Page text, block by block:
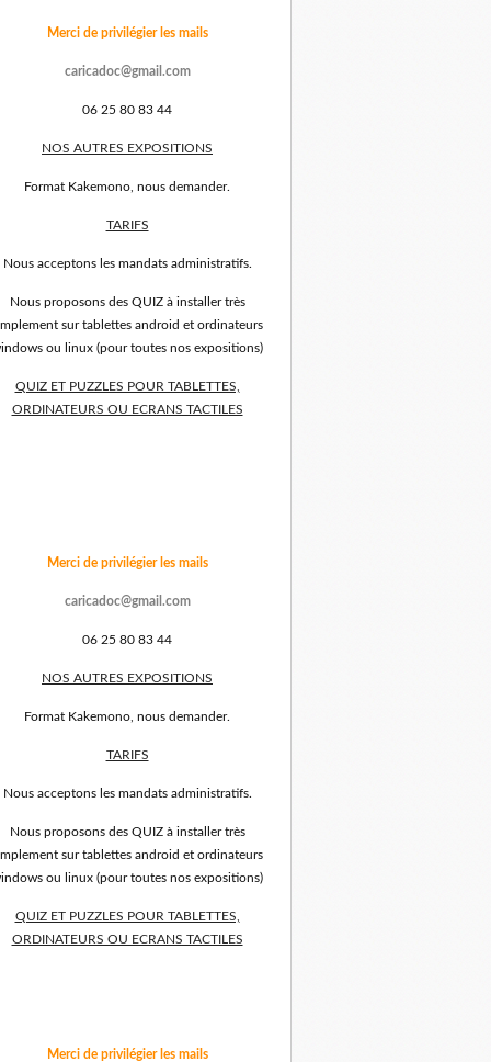
Merci de privilégier les mails
caricadoc@gmail.com
06 25 80 83 44
NOS AUTRES EXPOSITIONS
Format Kakemono, nous demander.
TARIFS
Nous acceptons les mandats administratifs.
Nous proposons des QUIZ à installer très
sur tablettes android et ordinateurs
ou linux (pour toutes nos expositions)
QUIZ ET PUZZLES POUR TABLETTES,
ORDINATEURS OU ECRANS TACTILES
Merci de privilégier les mails
caricadoc@gmail.com
06 25 80 83 44
NOS AUTRES EXPOSITIONS
Format Kakemono, nous demander.
TARIFS
Nous acceptons les mandats administratifs.
Nous proposons des QUIZ à installer très
sur tablettes android et ordinateurs
ou linux (pour toutes nos expositions)
QUIZ ET PUZZLES POUR TABLETTES,
ORDINATEURS OU ECRANS TACTILES
Merci de privilégier les mails